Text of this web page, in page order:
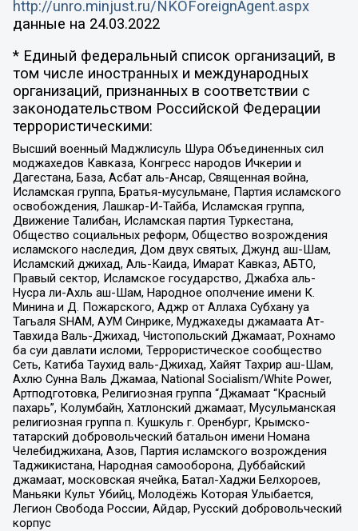
http://unro.minjust.ru/NKOForeignAgent.aspx
данные на 24.03.2022
* Единый федеральный список организаций, в
том числе иностранных и международных
организаций, признанных в соответствии с
законодательством Российской Федерации
террористическими:
Высший военный Маджлисуль Шура Объединенных сил
моджахедов Кавказа, Конгресс народов Ичкерии и
Дагестана, База, Асбат аль-Ансар, Священная война,
Исламская группа, Братья-мусульмане, Партия исламского
освобождения, Лашкар-И-Тайба, Исламская группа,
Движение Талибан, Исламская партия Туркестана,
Общество социальных реформ, Общество возрождения
исламского наследия, Дом двух святых, Джунд аш-Шам,
Исламский джихад, Аль-Каида, Имарат Кавказ, АБТО,
Правый сектор, Исламское государство, Джабха аль-
Нусра ли-Ахль аш-Шам, Народное ополчение имени К.
Минина и Д. Пожарского, Аджр от Аллаха Субхану уа
Тагьаля SHAM, АУМ Синрике, Муджахеды джамаата Ат-
Тавхида Валь-Джихад, Чистопольский Джамаат, Рохнамо
ба суи давлати исломи, Террористическое сообщество
Сеть, Катиба Таухид валь-Джихад, Хайят Тахрир аш-Шам,
Ахлю Сунна Валь Джамаа, National Socialism/White Power,
Артподготовка, Религиозная группа “Джамаат “Красный
пахарь”, Колумбайн, Хатлонский джамаат, Мусульманская
религиозная группа п. Кушкуль г. Оренбург, Крымско-
татарский добровольческий батальон имени Номана
Челебиджихана, Азов, Партия исламского возрождения
Таджикистана, Народная самооборона, Дуббайский
джамаат, московская ячейка, Батал-Хаджи Белхороев,
Маньяки Культ Убийц, Молодёжь Которая Улыбается,
Легион Свобода России, Айдар, Русский добровольческий
корпус